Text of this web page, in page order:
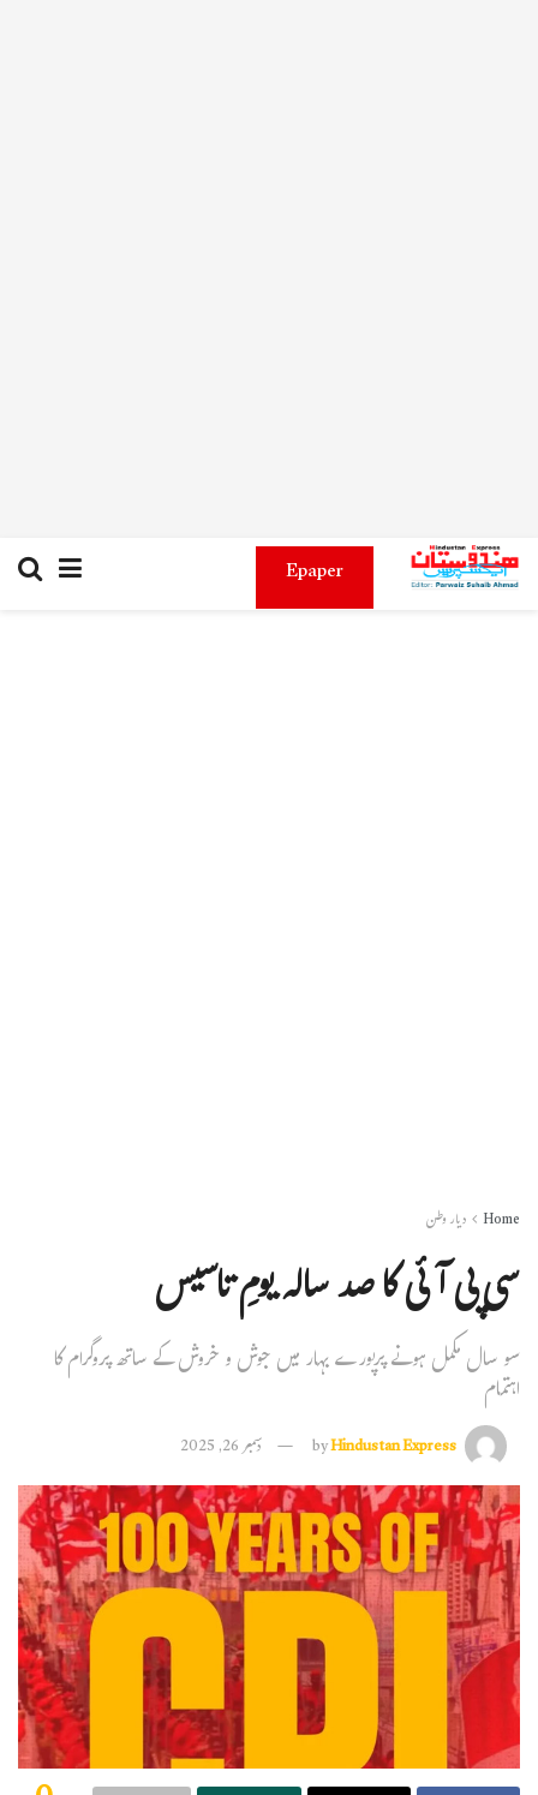
Epaper
Home دیار وطن
سی پی آئی کا صد سالہ یومِ تاسیس
سو سال مکمل ہونے پرپورے بہار میں جوش و خروش کے ساتھ پروگرام کا
اہتمام
byHindustan Express دسمبر 26, 2025